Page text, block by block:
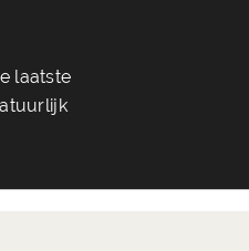
laatste